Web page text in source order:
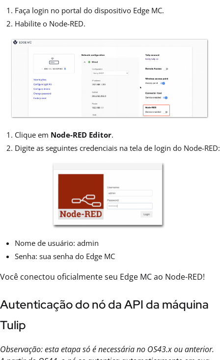
Faça login no portal do dispositivo Edge MC.
Habilite o Node-RED.
Clique em Node-RED Editor.
Digite as seguintes credenciais na tela de login do Node-RED:
Nome de usuário: admin
Senha: sua senha do Edge MC
Você conectou oficialmente seu Edge MC ao Node-RED!
Autenticação do nó da API da máquina
Tulip
Observação: esta etapa só é necessária no OS43.x ou anterior.